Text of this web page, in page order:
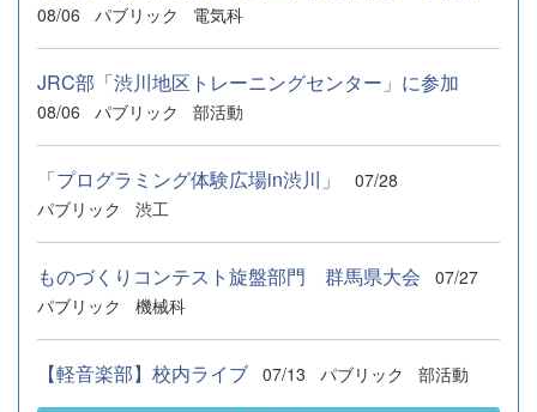
08/06 パブリック 電気科
JRC部「渋川地区トレーニングセンター」に参加
08/06 パブリック 部活動
「プログラミング体験広場in渋川」
07/28
パブリック
渋工
ものづくりコンテスト旋盤部門 群馬県大会
07/27
パブリック
機械科
【軽音楽部】校内ライブ 07/13 パブリック 部活動